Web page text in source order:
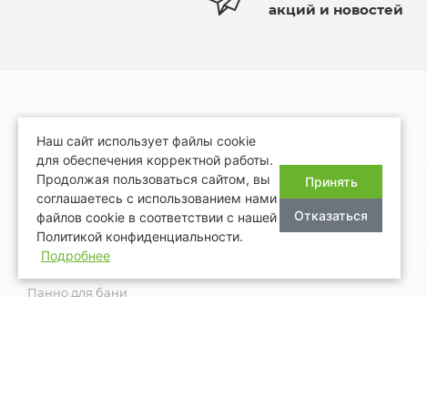
акций и новостей
Дерево для бани и сауны
Облицовка камнем
Двери, окна в баню
Печи в баню, сауну
Камни для бани и сауны
Панно для бани
ПРОЕКТЫ
АКЦИИ
БРЕНДЫ
Наш сайт использует файлы cookie
для обеспечения корректной работы.
Продолжая пользоваться сайтом, вы
соглашаетесь с использованием нами
файлов cookie в соответствии с нашей
Политикой конфиденциальности.
Подробнее
Принять
Отказаться